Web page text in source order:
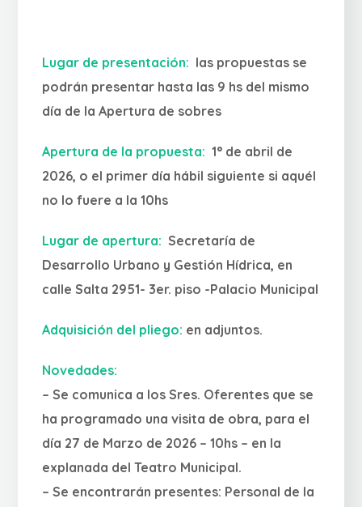
Lugar de presentación: las propuestas se
podrán presentar hasta las 9 hs del mismo
día de la Apertura de sobres
Apertura de la propuesta: 1° de abril de
2026, o el primer día hábil siguiente si aquél
no lo fuere a la 10hs
Lugar de apertura: Secretaría de
Desarrollo Urbano y Gestión Hídrica, en
calle Salta 2951- 3er. piso -Palacio Municipal
Adquisición del pliego: en adjuntos.
Novedades:
– Se comunica a los Sres. Oferentes que se
ha programado una visita de obra, para el
día 27 de Marzo de 2026 – 10hs – en la
explanada del Teatro Municipal.
– Se encontrarán presentes: Personal de la